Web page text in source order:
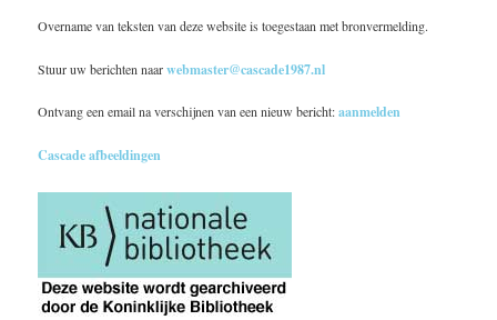
Overname van teksten van deze website is toegestaan met bronvermelding.
Stuur uw berichten naarwebmaster@cascade1987.nl
Ontvang een email na verschijnen van een nieuw bericht:aanmelden
Cascade afbeeldingen